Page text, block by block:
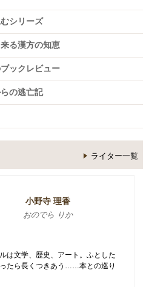
シリーズ
る漢方の知恵
ックレビュー
の逃亡記
ライター一覧
小野寺 理香
おのでら りか
は文学、歴史、アート。ふとした
たら長くつきあう……本との巡り